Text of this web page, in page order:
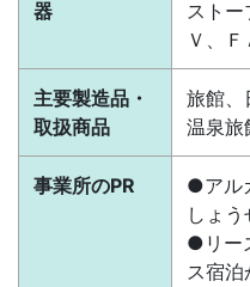
器
ストー
Ｖ、
主要製造品・
取扱商品
旅館、
温泉旅
事業所のPR
●アル
しょう
●リー
ス宿泊